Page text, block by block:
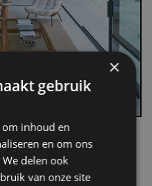
×
gebruik
om inhoud en
en om ons
delen ook
van onze site